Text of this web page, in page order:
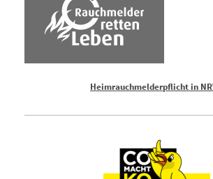
Heimrauchmelderpflicht in